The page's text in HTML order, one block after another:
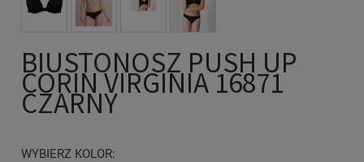
BIUSTONOSZ PUSH UP
CORIN VIRGINIA 16871
CZARNY
WYBIERZ KOLOR: